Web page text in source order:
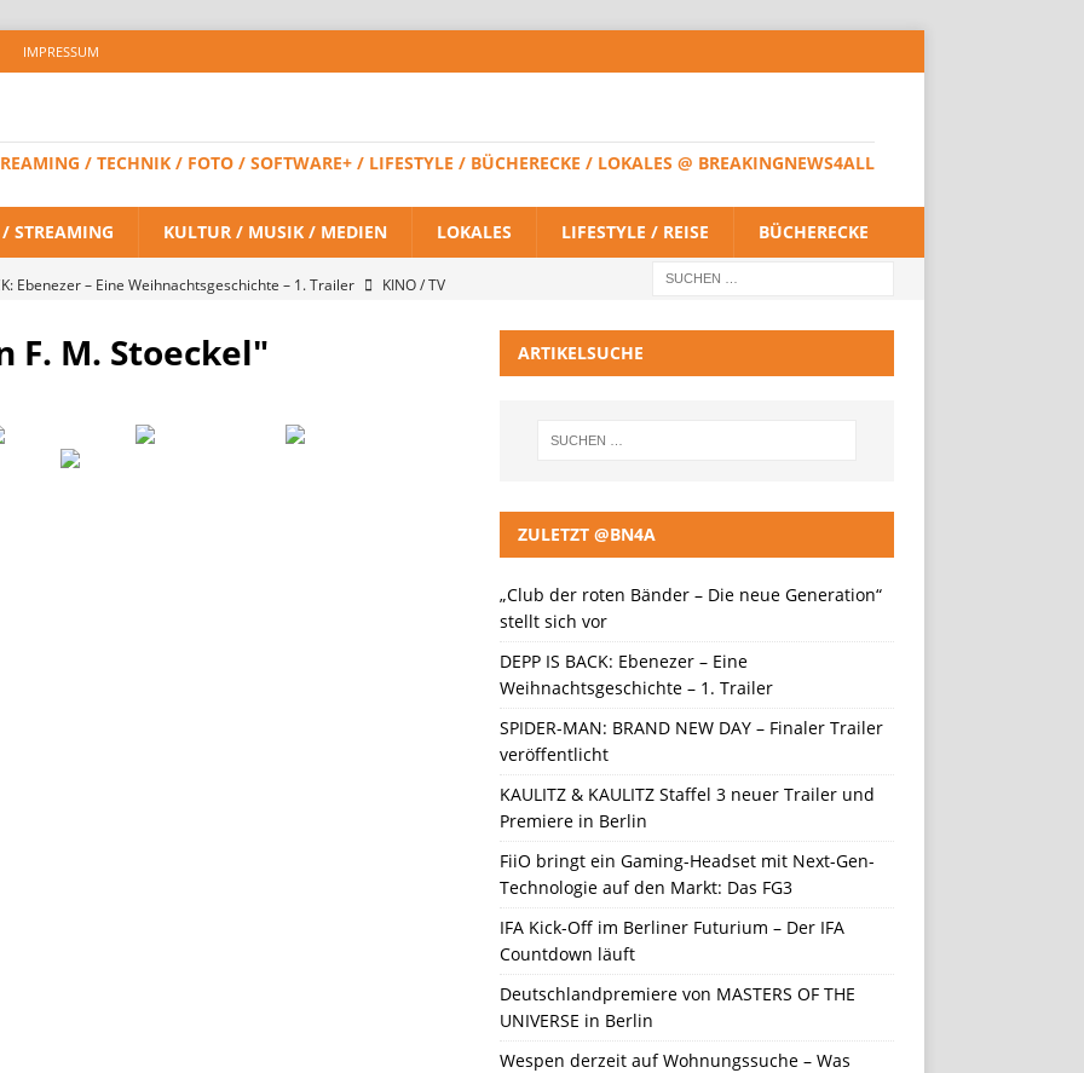
IMPRESSUM
/ TECHNIK / FOTO / SOFTWARE+ / LIFESTYLE / BÜCHERECKE / LOKALES @ BREAKINGNEWS4ALL
STREAMING KULTUR / MUSIK / MEDIEN LOKALES LIFESTYLE / REISE BÜCHERECKE
Ebenezer – Eine Weihnachtsgeschichte – 1. Trailer
KINO / TV
BRAND NEW DAY – Finaler Trailer veröffentlicht
Staffel 3 neuer Trailer und Premiere in Berlin
F. M. Stoeckel" ARTIKELSUCHE
ZULETZT @BN4A
„Club der roten Bänder – Die neue Generation“
stellt sich vor
DEPP IS BACK: Ebenezer – Eine
Weihnachtsgeschichte – 1. Trailer
SPIDER-MAN: BRAND NEW DAY – Finaler Trailer
veröffentlicht
KAULITZ & KAULITZ Staffel 3 neuer Trailer und
Premiere in Berlin
FiiO bringt ein Gaming-Headset mit Next-Gen-
Technologie auf den Markt: Das FG3
IFA Kick-Off im Berliner Futurium – Der IFA
Countdown läuft
Deutschlandpremiere von MASTERS OF THE
UNIVERSE in Berlin
Wespen derzeit auf Wohnungssuche – Was